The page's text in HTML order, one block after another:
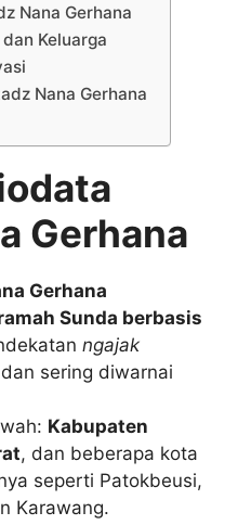
Nana Gerhana
Keluarga
Nana Gerhana
Gerhana
Gerhana
Sunda berbasis
ngajak
sering diwarnai
Kabupaten
, dan beberapa kota
seperti Patokbeusi,
Karawang.